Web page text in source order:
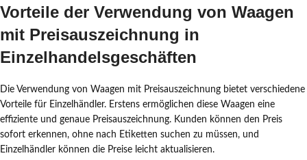
Vorteile der Verwendung von Waagen
mit Preisauszeichnung in
Einzelhandelsgeschäften
Die Verwendung von Waagen mit Preisauszeichnung bietet verschiedene
Vorteile für Einzelhändler. Erstens ermöglichen diese Waagen eine
effiziente und genaue Preisauszeichnung. Kunden können den Preis
sofort erkennen, ohne nach Etiketten suchen zu müssen, und
Einzelhändler können die Preise leicht aktualisieren.